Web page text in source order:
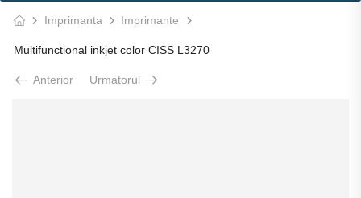
Imprimanta Imprimante
Multifunctional inkjet color CISS L3270
Anterior Urmatorul